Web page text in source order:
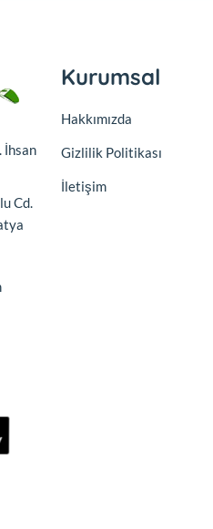
İhsan
Cd.
Kurumsal
Hakkımızda
Gizlilik Politikası
İletişim